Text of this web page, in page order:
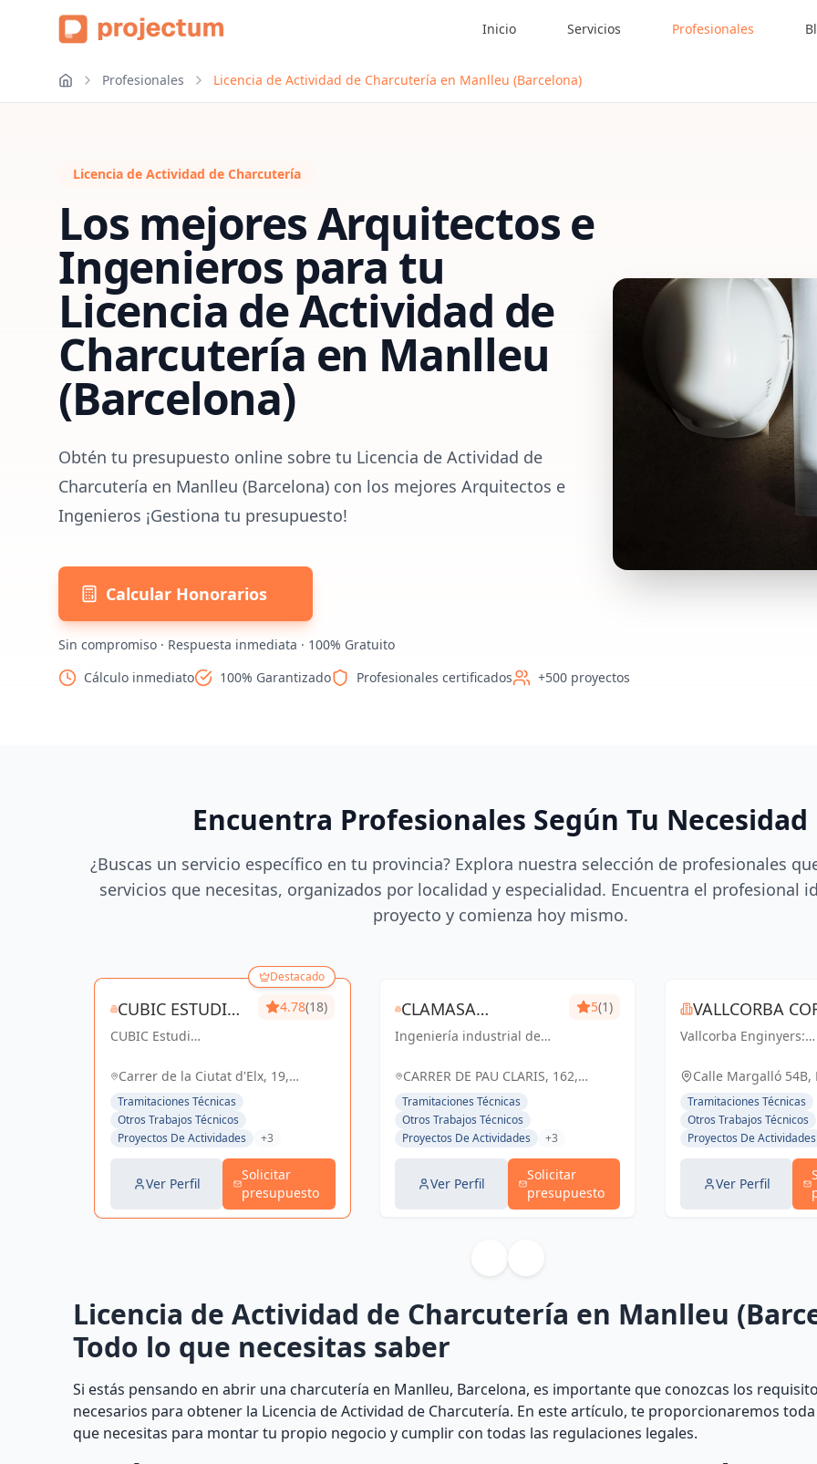
Inicio Servicios Profesionales
Profesionales Licencia de Actividad de Charcutería en Manlleu (Barcelona)
Licencia de Actividad de Charcutería
Los mejores Arquitectos e
Ingenieros para tu
Licencia de Actividad de
Charcutería en Manlleu
(Barcelona)
Obtén tu presupuesto online sobre tu Licencia de Actividad de
Charcutería en Manlleu (Barcelona) con los mejores Arquitectos e
Ingenieros ¡Gestiona tu presupuesto!
Calcular Honorarios
Sin compromiso · Respuesta inmediata · 100% Gratuito
Cálculo inmediato
100% Garantizado Profesionales certificados +500 proyectos
Encuentra Profesionales Según Tu Necesidad
¿Buscas un servicio específico en tu provincia? Explora nuestra selección de profesionales
servicios que necesitas, organizados por localidad y especialidad. Encuentra el profesional
proyecto y comienza hoy mismo.
Destacado
CUBIC ESTUDI
D'ENGINYERIA
S.L.
CUBIC Estudi
14 años brindando
Arquitectura e
Ingeniería con una
trayectoria sólida y
4.78(18)
Carrer de la Ciutat d'Elx, 19,
Barcelona, España, España
Tramitaciones Técnicas
Otros Trabajos Técnicos
Proyectos De Actividades
+3
Ver Perfil
Solicitar
presupuesto
CLAMASA
INGENIERÍA
INDUSTRIAL Y
SERVICIOS, S.L.
Ingeniería industrial de
Soluciones eficientes para
5(1)
CARRER DE PAU CLARIS, 162,
BARCELONA, ESPAÑA, España
Tramitaciones Técnicas
Otros Trabajos Técnicos
Proyectos De Actividades
+3
Ver Perfil
Solicitar
presupuesto
VALLCORBA
S.L.
Vallcorba Enginyers:
cada proyecto,
espacios inspiradores
el futuro.
Calle Margalló 54B,
Tramitaciones Técnicas
Otros Trabajos Técnicos
Proyectos De Actividades
Ver Perfil
Licencia de Actividad de Charcutería en Manlleu
Todo lo que necesitas saber
Si estás pensando en abrir una charcutería en Manlleu, Barcelona, es importante que conozcas los
necesarios para obtener la Licencia de Actividad de Charcutería. En este artículo, te proporcionaremos
que necesitas para montar tu propio negocio y cumplir con todas las regulaciones legales.